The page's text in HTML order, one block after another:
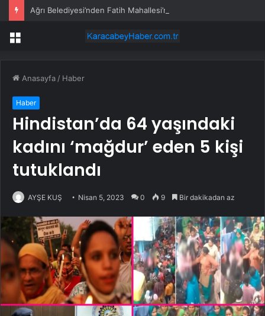
Menü
Anasayfa / Haber
Haber
Hindistan’da 64 yaşındaki
kadını ‘mağdur’ eden 5 kişi
tutuklandı
AYŞE KUŞ Nisan 5, 2023 0 9 Bir dakikadan az